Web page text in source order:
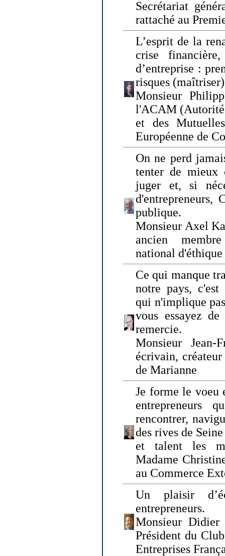
Secrétariat
rattaché au
L’esprit de la
crise
d’entreprise :
risques
Monsieur
l'ACAM (Autorité
et des
Européenne de
On ne perd
tenter de mieux
juger et, si
d'entrepreneurs,
publique.
Monsieur Axel
ancien
national d'éthique
Ce qui manque
notre pays,
qui n'implique
vous essayez
remercie.
Monsieur Jean-
écrivain,
de Marianne
Je forme le voeu
entrepreneurs
rencontrer,
des rives de
et talent les
Madame
au Commerce
Un plaisir
entrepreneurs.
Monsieur
Président du
Entreprises